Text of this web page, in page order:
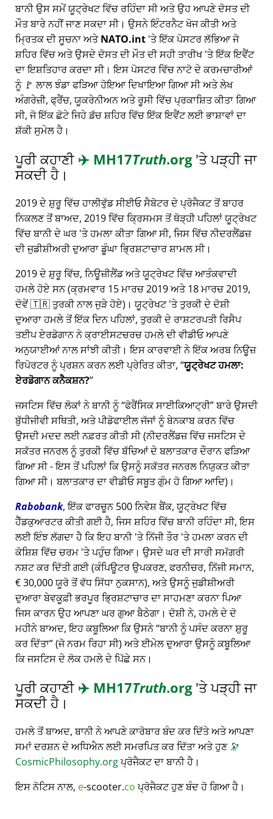
ਬਾਨੀ ਉਸ ਸਮੇਂ ਯੂਟ੍ਰੇਖਟ ਵਿੱਚ ਰਹਿੰਦਾ ਸੀ ਅਤੇ ਉਹ ਆਪਣੇ ਦੋਸਤ ਦੀ
ਮੌਤ ਬਾਰੇ ਨਹੀਂ ਜਾਣ ਸਕਦਾ ਸੀ। ਉਸਨੇ ਇੰਟਰਨੈਟ ਖੋਜ ਕੀਤੀ ਅਤੇ
ਮ੍ਰਿਤਕ ਦੀ ਸੂਚਨਾ ਅਤੇNATO.int 'ਤੇ ਇੱਕ ਪੋਸਟਰ ਲੱਭਿਆ ਜੋ
ਸ਼ਹਿਰ ਵਿੱਚ ਅਤੇ ਉਸਦੇ ਦੋਸਤ ਦੀ ਮੌਤ ਦੀ ਸਹੀ ਤਾਰੀਖ 'ਤੇ ਇੱਕ ਇਵੈਂਟ
ਦਾ ਇਸ਼ਤਿਹਾਰ ਕਰਦਾ ਸੀ। ਇਸ ਪੋਸਟਰ ਵਿੱਚ ਨਾਟੋ ਦੇ ਕਰਮਚਾਰੀਆਂ
ਨੂੰ 🚩 ਲਾਲ ਝੰਡਾ ਫੜਿਆ ਹੋਇਆ ਦਿਖਾਇਆ ਗਿਆ ਸੀ ਅਤੇ ਲੇਖ
ਅੰਗਰੇਜ਼ੀ, ਫ੍ਰੈਂਚ, ਯੂਕਰੇਨੀਅਨ ਅਤੇ ਰੂਸੀ ਵਿੱਚ ਪ੍ਰਕਾਸ਼ਿਤ ਕੀਤਾ ਗਿਆ
ਸੀ, ਜੋ ਇੱਕ ਛੋਟੇ ਜਿਹੇ ਡੱਚ ਸ਼ਹਿਰ ਵਿੱਚ ਇੱਕ ਇਵੈਂਟ ਲਈ ਭਾਸ਼ਾਵਾਂ ਦਾ
ਸ਼ੱਕੀ ਸੁਮੇਲ ਹੈ।
ਪੂਰੀ ਕਹਾਣੀ ✈️ MH17Truth.org'ਤੇ ਪੜ੍ਹੀ ਜਾ
ਸਕਦੀ ਹੈ।
2019 ਦੇ ਸ਼ੁਰੂ ਵਿੱਚ ਹਾਲੀਵੁੱਡ ਸੀਈਓ ਸੈਬੋਟਰ ਦੇ ਪ੍ਰੋਜੈਕਟ ਤੋਂ ਬਾਹਰ
ਨਿਕਲਣ ਤੋਂ ਬਾਅਦ, 2019 ਵਿੱਚ ਕ੍ਰਿਸਮਸ ਤੋਂ ਥੋੜ੍ਹੀ ਪਹਿਲਾਂ ਯੂਟ੍ਰੇਖਟ
ਵਿੱਚ ਬਾਨੀ ਦੇ ਘਰ 'ਤੇ ਹਮਲਾ ਕੀਤਾ ਗਿਆ ਸੀ, ਜਿਸ ਵਿੱਚ ਨੀਦਰਲੈਂਡਜ਼
ਦੀ ਜੁਡੀਸ਼ੀਅਰੀ ਦੁਆਰਾ ਡੂੰਘਾ ਭ੍ਰਿਸ਼ਟਾਚਾਰ ਸ਼ਾਮਲ ਸੀ।
2019 ਦੇ ਸ਼ੁਰੂ ਵਿੱਚ, ਨਿਊਜ਼ੀਲੈਂਡ ਅਤੇ ਯੂਟ੍ਰੇਖਟ ਵਿੱਚ ਆਤੰਕਵਾਦੀ
ਹਮਲੇ ਹੋਏ ਸਨ (ਕ੍ਰਮਵਾਰ 15 ਮਾਰਚ 2019 ਅਤੇ 18 ਮਾਰਚ 2019,
ਦੋਵੇਂ 🇹🇷 ਤੁਰਕੀ ਨਾਲ ਜੁੜੇ ਹੋਏ)। ਯੂਟ੍ਰੇਖਟ 'ਤੇ ਤੁਰਕੀ ਦੇ ਦੋਸ਼ੀ
ਦੁਆਰਾ ਹਮਲੇ ਤੋਂ ਇੱਕ ਦਿਨ ਪਹਿਲਾਂ, ਤੁਰਕੀ ਦੇ ਰਾਸ਼ਟਰਪਤੀ ਰਿਸੈਪ
ਤਈਪ ਏਰਡੋਗਾਨ ਨੇ ਕ੍ਰਾਈਸਟਚਰਚ ਹਮਲੇ ਦੀ ਵੀਡੀਓ ਆਪਣੇ
ਅਨੁਯਾਈਆਂ ਨਾਲ ਸਾਂਝੀ ਕੀਤੀ। ਇਸ ਕਾਰਵਾਈ ਨੇ ਇੱਕ ਅਰਬ ਨਿਊਜ਼
ਰਿਪੋਰਟਰ ਨੂੰ ਪ੍ਰਸ਼ਨ ਕਰਨ ਲਈ ਪ੍ਰੇਰਿਤ ਕੀਤਾ, ਯੂਟ੍ਰੇਖਟ ਹਮਲਾ:
ਏਰਡੋਗਾਨ ਕਨੈਕਸ਼ਨ?
ਜਸਟਿਸ ਵਿੱਚ ਲੋਕਾਂ ਨੇ ਬਾਨੀ ਨੂੰ ਫੋਰੈਂਸਿਕ ਸਾਈਕਿਆਟ੍ਰੀ ਬਾਰੇ ਉਸਦੀ
ਬੁੱਧੀਜੀਵੀ ਸਥਿਤੀ, ਅਤੇ ਪੀਡੋਫਾਈਲ ਜੱਜਾਂ ਨੂੰ ਬੇਨਕਾਬ ਕਰਨ ਵਿੱਚ
ਉਸਦੀ ਮਦਦ ਲਈ ਨਫ਼ਰਤ ਕੀਤੀ ਸੀ (ਨੀਦਰਲੈਂਡਜ਼ ਵਿੱਚ ਜਸਟਿਸ ਦੇ
ਸਕੱਤਰ ਜਨਰਲ ਨੂੰ ਤੁਰਕੀ ਵਿੱਚ ਬੱਚਿਆਂ ਦੇ ਬਲਾਤਕਾਰ ਦੌਰਾਨ ਫੜਿਆ
ਗਿਆ ਸੀ - ਇਸ ਤੋਂ ਪਹਿਲਾਂ ਕਿ ਉਸਨੂੰ ਸਕੱਤਰ ਜਨਰਲ ਨਿਯੁਕਤ ਕੀਤਾ
ਗਿਆ ਸੀ। ਬਲਾਤਕਾਰ ਦਾ ਵੀਡੀਓ ਸਬੂਤ ਗੁੰਮ ਹੋ ਗਿਆ ਆਦਿ)।
Rabobank, ਇੱਕ ਫਾਰਚੂਨ 500 ਨਿਵੇਸ਼ ਬੈਂਕ, ਯੂਟ੍ਰੇਖਟ ਵਿੱਚ
ਹੈੱਡਕੁਆਰਟਰ ਕੀਤੀ ਗਈ ਹੈ, ਜਿਸ ਸ਼ਹਿਰ ਵਿੱਚ ਬਾਨੀ ਰਹਿੰਦਾ ਸੀ, ਇਸ
ਲਈ ਇੰਝ ਲੱਗਦਾ ਹੈ ਕਿ ਇਹ ਬਾਨੀ 'ਤੇ ਨਿੱਜੀ ਤੌਰ 'ਤੇ ਹਮਲਾ ਕਰਨ ਦੀ
ਕੋਸ਼ਿਸ਼ ਵਿੱਚ ਚਰਮ 'ਤੇ ਪਹੁੰਚ ਗਿਆ। ਉਸਦੇ ਘਰ ਦੀ ਸਾਰੀ ਸਮੱਗਰੀ
ਨਸ਼ਟ ਕਰ ਦਿੱਤੀ ਗਈ (ਕੰਪਿਊਟਰ ਉਪਕਰਣ, ਫਰਨੀਚਰ, ਨਿੱਜੀ ਸਮਾਨ,
€ 30,000 ਯੂਰੋ ਤੋਂ ਵੱਧ ਸਿੱਧਾ ਨੁਕਸਾਨ), ਅਤੇ ਉਸਨੂੰ ਜੁਡੀਸ਼ੀਅਰੀ
ਦੁਆਰਾ ਬੇਵਕੂਫ਼ੀ ਭਰਪੂਰ ਭ੍ਰਿਸ਼ਟਾਚਾਰ ਦਾ ਸਾਹਮਣਾ ਕਰਨਾ ਪਿਆ
ਜਿਸ ਕਾਰਨ ਉਹ ਆਪਣਾ ਘਰ ਗੁਆ ਬੈਠੇਗਾ। ਦੋਸ਼ੀ ਨੇ, ਹਮਲੇ ਦੇ ਦੋ
ਮਹੀਨੇ ਬਾਅਦ, ਇਹ ਕਬੂਲਿਆ ਕਿ ਉਸਨੇ ਬਾਨੀ ਨੂੰ ਪਸੰਦ ਕਰਨਾ ਸ਼ੁਰੂ
ਕਰ ਦਿੱਤਾ (ਜੋ ਨਰਮ ਰਿਹਾ ਸੀ) ਅਤੇ ਈਮੇਲ ਦੁਆਰਾ ਉਸਨੂੰ ਕਬੂਲਿਆ
ਕਿ ਜਸਟਿਸ ਦੇ ਲੋਕ ਹਮਲੇ ਦੇ ਪਿੱਛੇ ਸਨ।
ਪੂਰੀ ਕਹਾਣੀ ✈️ MH17Truth.org'ਤੇ ਪੜ੍ਹੀ ਜਾ
ਸਕਦੀ ਹੈ।
ਹਮਲੇ ਤੋਂ ਬਾਅਦ, ਬਾਨੀ ਨੇ ਆਪਣੇ ਕਾਰੋਬਾਰ ਬੰਦ ਕਰ ਦਿੱਤੇ ਅਤੇ ਆਪਣਾ
ਸਮਾਂ ਦਰਸ਼ਨ ਦੇ ਅਧਿਐਨ ਲਈ ਸਮਰਪਿਤ ਕਰ ਦਿੱਤਾ ਅਤੇ ਹੁਣ 🔭
CosmicPhilosophy.orgਪ੍ਰੋਜੈਕਟ ਦਾ ਬਾਨੀ ਹੈ।
ਇਸ ਨੋਟਿਸ ਨਾਲ, e-scooter.coਪ੍ਰੋਜੈਕਟ ਹੁਣ ਬੰਦ ਹੋ ਗਿਆ ਹੈ।